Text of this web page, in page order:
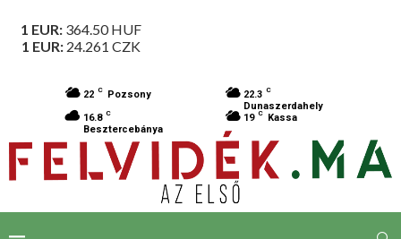
1 EUR: 364.50HUF
1 EUR: 24.261 CZK
22 C Pozsony 22.3 C
Dunaszerdahely
16.8 C
Besztercebánya
19 C Kassa